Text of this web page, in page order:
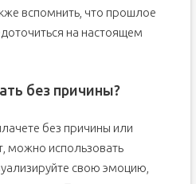
вспомнить, что прошлое
на настоящем
без причины?
без причины или
можно использовать
свою эмоцию,